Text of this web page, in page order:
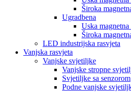
Široka
Ugradbena
Uska
Široka
LED industrijska rasvjeta
Vanjska rasvjeta
Vanjske svjetiljke
Vanjske stropne
Svjetiljke sa senzorom
Podne vanjske